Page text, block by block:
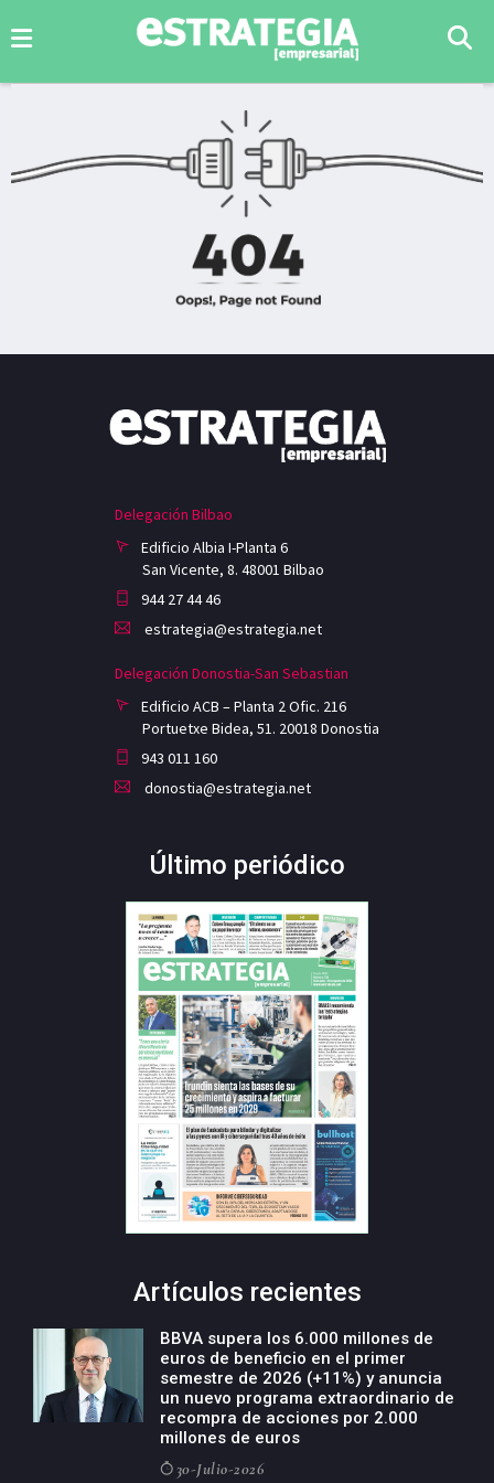
Delegación Bilbao
Edificio Albia I-Planta 6
San Vicente, 8. 48001 Bilbao
944 27 44 46
estrategia@estrategia.net
Delegación Donostia-San Sebastian
Edificio ACB – Planta 2 Ofic. 216
Portuetxe Bidea, 51. 20018 Donostia
943 011 160
donostia@estrategia.net
Último periódico
Artículos recientes
BBVA supera los 6.000 millones de
euros de beneficio en el primer
semestre de 2026 (+11%) y anuncia
un nuevo programa extraordinario de
recompra de acciones por 2.000
millones de euros
30-Julio-2026